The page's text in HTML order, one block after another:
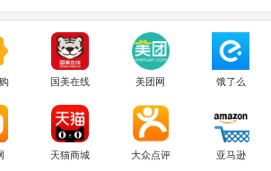
国美在线 美团网 饿了么
天猫商城 大众点评 亚马逊